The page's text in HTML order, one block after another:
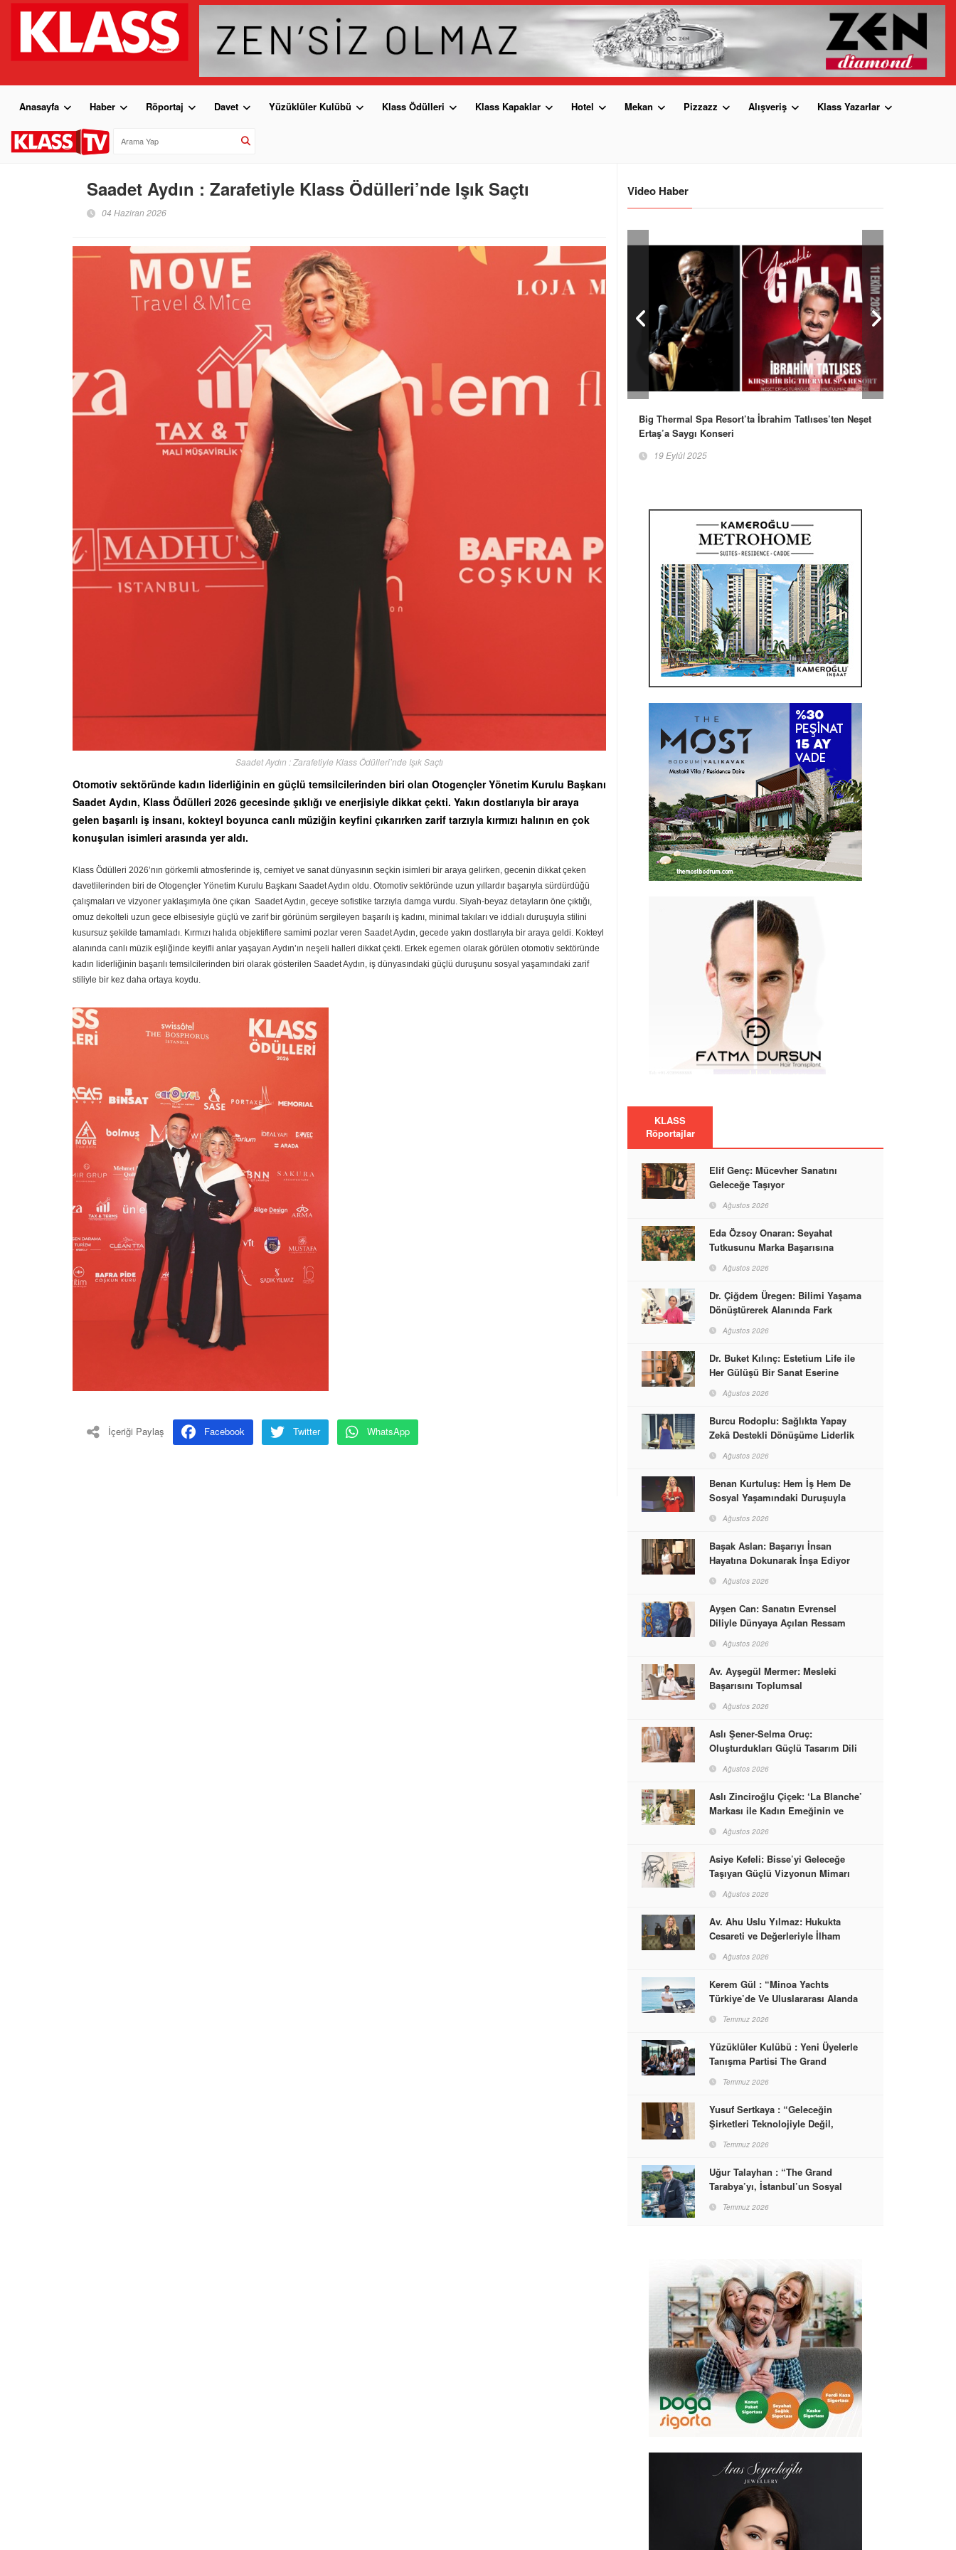
Anasayfa Haber Röportaj Davet Yüzüklüler Kulübü Klass Ödülleri Klass Kapaklar Hotel Mekan Pizzazz Alışveriş Klass Yazarlar
Saadet Aydın : Zarafetiyle Klass Ödülleri’nde Işık Saçtı
04 Haziran 2026
Saadet Aydın : Zarafetiyle Klass Ödülleri’nde Işık Saçtı
Otomotiv sektöründe kadın liderliğinin en güçlü temsilcilerinden biri olan Otogençler Yönetim Kurulu Başkanı
Saadet Aydın, Klass Ödülleri 2026 gecesinde şıklığı ve enerjisiyle dikkat çekti. Yakın dostlarıyla bir araya
gelen başarılı iş insanı, kokteyl boyunca canlı müziğin keyfini çıkarırken zarif tarzıyla kırmızı halının en çok
konuşulan isimleri arasında yer aldı.
Klass Ödülleri 2026’nın görkemli atmosferinde iş, cemiyet ve sanat dünyasının seçkin isimleri bir araya gelirken, gecenin dikkat çeken
davetlilerinden biri de Otogençler Yönetim Kurulu Başkanı Saadet Aydın oldu. Otomotiv sektöründe uzun yıllardır başarıyla sürdürdüğü
çalışmaları ve vizyoner yaklaşımıyla öne çıkan Saadet Aydın, geceye sofistike tarzıyla damga vurdu. Siyah-beyaz detayların öne çıktığı,
omuz dekolteli uzun gece elbisesiyle güçlü ve zarif bir görünüm sergileyen başarılı iş kadını, minimal takıları ve iddialı duruşuyla stilini
kusursuz şekilde tamamladı. Kırmızı halıda objektiflere samimi pozlar veren Saadet Aydın, gecede yakın dostlarıyla bir araya geldi. Kokteyl
alanında canlı müzik eşliğinde keyifli anlar yaşayan Aydın’ın neşeli halleri dikkat çekti. Erkek egemen olarak görülen otomotiv sektöründe
kadın liderliğinin başarılı temsilcilerinden biri olarak gösterilen Saadet Aydın, iş dünyasındaki güçlü duruşunu sosyal yaşamındaki zarif
stiliyle bir kez daha ortaya koydu.
İçeriği Paylaş Facebook Twitter WhatsApp
Video Haber
Big Thermal Spa Resort’ta İbrahim Tatlıses’ten Neşet
Ertaş’a Saygı Konseri
19 Eylül 2025
KLASS
Röportajlar
Elif Genç: Mücevher Sanatını
Geleceğe Taşıyor
Ağustos 2026
Eda Özsoy Onaran: Seyahat
Tutkusunu Marka Başarısına
Ağustos 2026
Dr. Çiğdem Üregen: Bilimi Yaşama
Dönüştürerek Alanında Fark
Ağustos 2026
Dr. Buket Kılınç: Estetium Life ile
Her Gülüşü Bir Sanat Eserine
Ağustos 2026
Burcu Rodoplu: Sağlıkta Yapay
Zekâ Destekli Dönüşüme Liderlik
Ağustos 2026
Benan Kurtuluş: Hem İş Hem De
Sosyal Yaşamındaki Duruşuyla
Ağustos 2026
Başak Aslan: Başarıyı İnsan
Hayatına Dokunarak İnşa Ediyor
Ağustos 2026
Ayşen Can: Sanatın Evrensel
Diliyle Dünyaya Açılan Ressam
Ağustos 2026
Av. Ayşegül Mermer: Mesleki
Başarısını Toplumsal
Ağustos 2026
Aslı Şener-Selma Oruç:
Oluşturdukları Güçlü Tasarım Dili
Dünyasına İmzalarını Attılar
Ağustos 2026
Aslı Zinciroğlu Çiçek: ‘La Blanche’
Markası ile Kadın Emeğinin ve
Başarabileceğinin En Güzel
Örneğini Sunuyor
Ağustos 2026
Asiye Kefeli: Bisse’yi Geleceğe
Taşıyan Güçlü Vizyonun Mimarı
Ağustos 2026
Av. Ahu Uslu Yılmaz: Hukukta
Cesareti ve Değerleriyle İlham
Ağustos 2026
Kerem Gül : “Minoa Yachts
Türkiye’de Ve Uluslararası Alanda
Markası Olacak”
Temmuz 2026
Yüzüklüler Kulübü : Yeni Üyelerle
Tanışma Partisi The Grand
Temmuz 2026
Yusuf Sertkaya : “Geleceğin
Şirketleri Teknolojiyle Değil,
Temmuz 2026
Uğur Talayhan : “The Grand
Tarabya’yı, İstanbul’un Sosyal
Destinasyon Haline Getirmeyi
Temmuz 2026